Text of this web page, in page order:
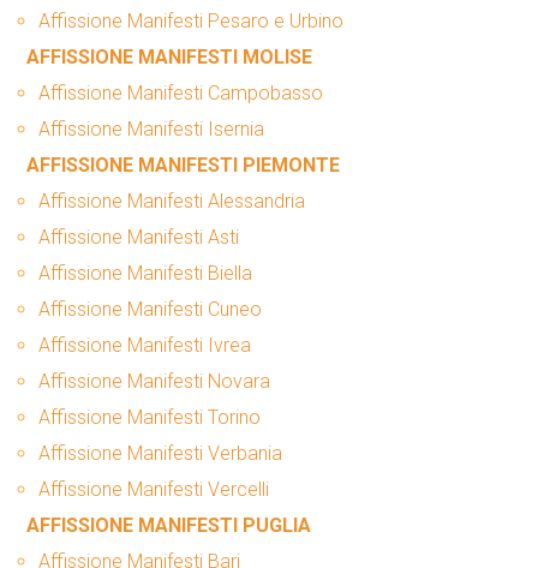
Affissione Manifesti Pesaro e Urbino
AFFISSIONE MANIFESTI MOLISE
Affissione Manifesti Campobasso
Affissione Manifesti Isernia
AFFISSIONE MANIFESTI PIEMONTE
Affissione Manifesti Alessandria
Affissione Manifesti Asti
Affissione Manifesti Biella
Affissione Manifesti Cuneo
Affissione Manifesti Ivrea
Affissione Manifesti Novara
Affissione Manifesti Torino
Affissione Manifesti Verbania
Affissione Manifesti Vercelli
AFFISSIONE MANIFESTI PUGLIA
Affissione Manifesti Bari